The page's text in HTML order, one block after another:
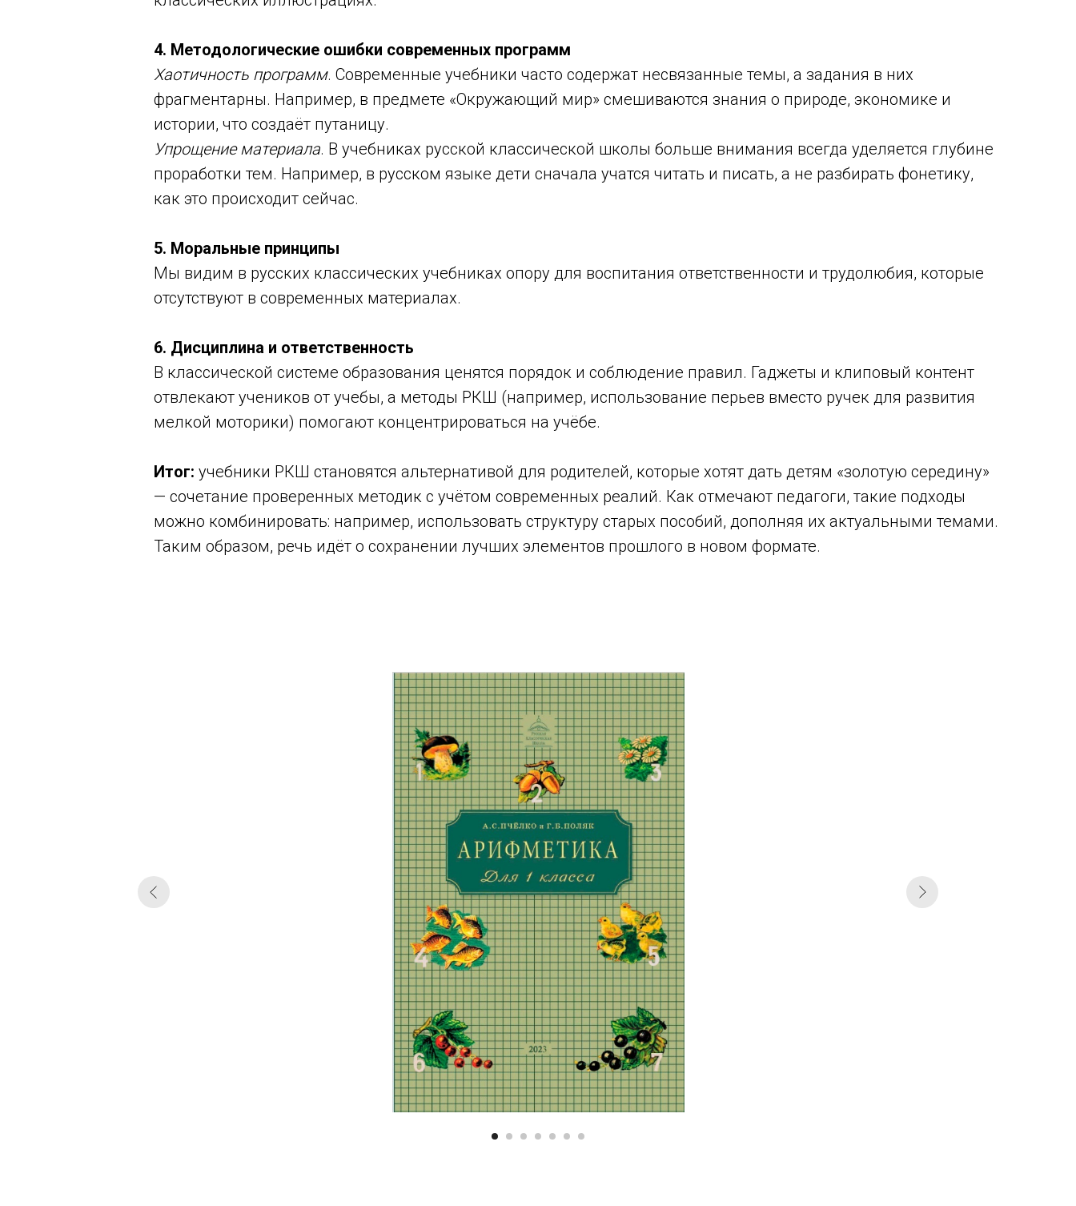
4. Методологические ошибки современных программ
Хаотичность программ. Современные учебники часто содержат несвязанные темы, а задания в них
фрагментарны. Например, в предмете «Окружающий мир» смешиваются знания о природе, экономике и
истории, что создаёт путаницу.
Упрощение материала. В учебниках русской классической школы больше внимания всегда уделяется глубине
проработки тем. Например, в русском языке дети сначала учатся читать и писать, а не разбирать фонетику,
как это происходит сейчас.
5. Моральные принципы
Мы видим в русских классических учебниках опору для воспитания ответственности и трудолюбия, которые
отсутствуют в современных материалах.
6. Дисциплина и ответственность
В классической системе образования ценятся порядок и соблюдение правил. Гаджеты и клиповый контент
отвлекают учеников от учебы, а методы РКШ (например, использование перьев вместо ручек для развития
мелкой моторики) помогают концентрироваться на учёбе.
Итог: учебники РКШ становятся альтернативой для родителей, которые хотят дать детям «золотую середину»
— сочетание проверенных методик с учётом современных реалий. Как отмечают педагоги, такие подходы
можно комбинировать: например, использовать структуру старых пособий, дополняя их актуальными темами.
Таким образом, речь идёт о сохранении лучших элементов прошлого в новом формате.